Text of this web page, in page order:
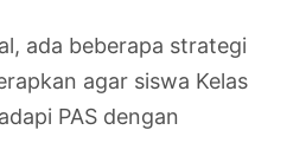
ada beberapa strategi
agar siswa Kelas
PAS dengan